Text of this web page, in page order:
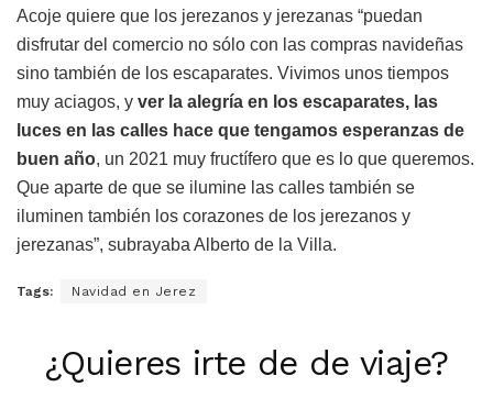
Acoje quiere que los jerezanos y jerezanas “puedan
disfrutar del comercio no sólo con las compras navideñas
sino también de los escaparates. Vivimos unos tiempos
muy aciagos, y ver la alegría en los escaparates, las
luces en las calles hace que tengamos esperanzas de
buen año, un 2021 muy fructífero que es lo que queremos.
Que aparte de que se ilumine las calles también se
iluminen también los corazones de los jerezanos y
jerezanas”, subrayaba Alberto de la Villa.
Tags: Navidad en Jerez
¿Quieres irte de de viaje?